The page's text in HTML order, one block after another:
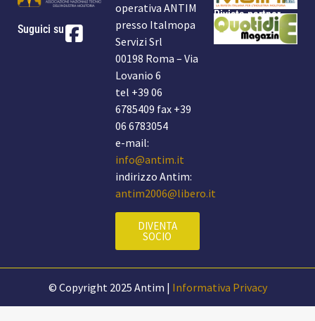
Suguici su
operativa ANTIM
presso Italmopa
Servizi Srl
00198 Roma – Via
Lovanio 6
tel +39 06
6785409 fax +39
06 6783054
e-mail:
info@antim.it
indirizzo Antim:
antim2006@libero.it
DIVENTA
SOCIO
Rivista partner
© Copyright 2025 Antim | Informativa Privacy